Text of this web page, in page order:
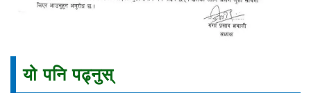
यो पनि पढ्नुस्